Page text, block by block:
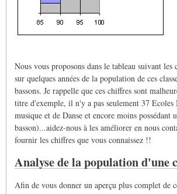
Nous vous proposons dans le tableau suivant
sur quelques années de la population de ces
bassons. Je rappelle que ces chiffres sont
titre d'exemple, il n'y a pas seulement 37 Ecoles
musique et de Danse et encore moins possédant
basson)...aidez-nous à les améliorer en nous
fournir les chiffres que vous connaissez !!
Analyse de la population d'une
Afin de vous donner un aperçu plus complet de